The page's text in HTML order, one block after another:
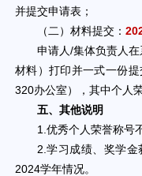
并提交申请表；
（二）材料提交：
申请人/集体负责人
材料）打印并一式一份
320办公室），其中个人
五、其他说明
1.优秀个人荣誉称号
2.学习成绩、奖学
2024学年情况。